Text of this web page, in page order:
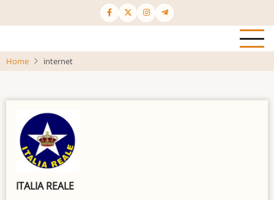
al
principale
Home internet
ITALIA REALE